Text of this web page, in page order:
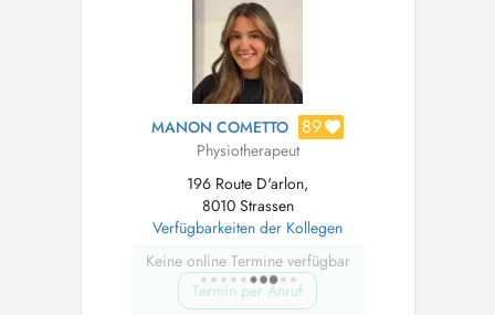
kinésithérapie sportive - rééducation posturale
MANON COMETTO 89
Physiotherapeut
196 Route D'arlon,
8010 Strassen
Verfügbarkeiten der Kollegen
Keine online Termine verfügbar
Termin per Anruf